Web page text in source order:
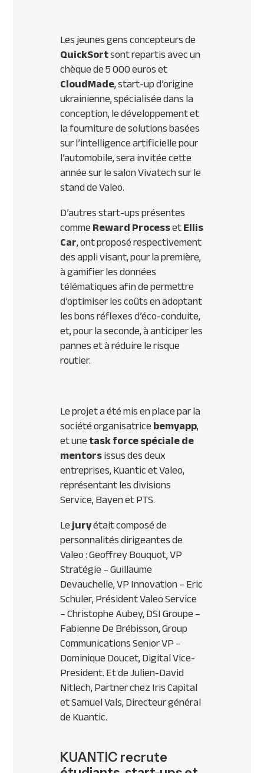
Les jeunes gens concepteurs de
QuickSortsont repartis avec un
chèque de 5 000 euros et
CloudMade, start-up d’origine
ukrainienne, spécialisée dans la
conception, le développement et
la fourniture de solutions basées
sur l’intelligence artificielle pour
l’automobile, sera invitée cette
année sur le salon Vivatech sur le
stand de Valeo.
D’autres start-ups présentes
commeReward ProcessetEllis
Car, ont proposé respectivement
des appli visant, pour la première,
à gamifier les données
télématiques afin de permettre
d’optimiser les coûts en adoptant
les bons réflexes d’éco-conduite,
et, pour la seconde, à anticiper les
pannes et à réduire le risque
routier.
Le projet a été mis en place par la
société organisatricebemyapp,
et unetask force spéciale de
mentorsissus des deux
entreprises, Kuantic et Valeo,
représentant les divisions
Service, Bayen et PTS.
Lejuryétait composé de
personnalités dirigeantes de
Valeo : Geoffrey Bouquot, VP
Stratégie – Guillaume
Devauchelle, VP Innovation – Eric
Schuler, Président Valeo Service
– Christophe Aubey, DSI Groupe –
Fabienne De Brébisson, Group
Communications Senior VP –
Dominique Doucet, Digital Vice-
President. Et de Julien-David
Nitlech, Partner chez Iris Capital
et Samuel Vals, Directeur général
de Kuantic.
KUANTIC recrute